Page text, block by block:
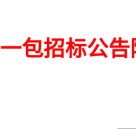
一包招标公告